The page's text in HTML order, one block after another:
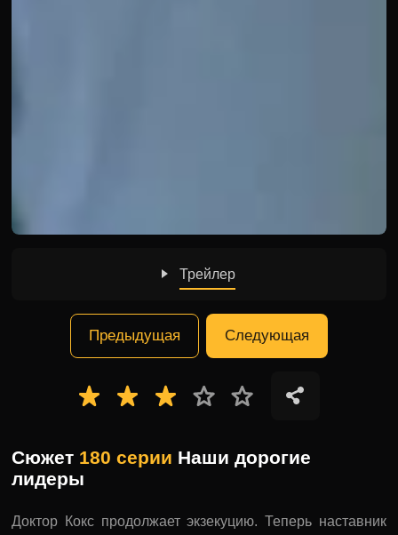
Трейлер
Предыдущая Следующая
Сюжет 180 серии Наши дорогие
лидеры
Доктор Кокс продолжает экзекуцию. Теперь наставник